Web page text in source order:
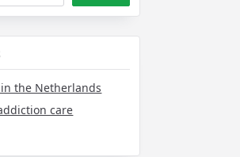
the Netherlands
care